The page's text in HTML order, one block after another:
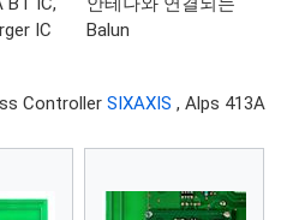
IC
Balun
ControllerSIXAXIS , Alps 413A